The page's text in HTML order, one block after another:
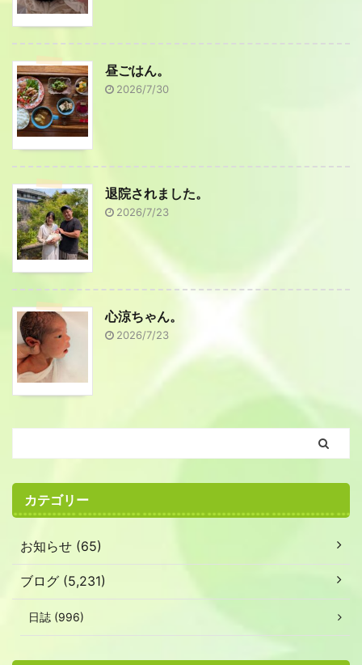
昼ごはん。
2026/7/30
退院されました。
2026/7/23
心涼ちゃん。
2026/7/23
カテゴリー
お知らせ (65)
ブログ (5,231)
日誌 (996)